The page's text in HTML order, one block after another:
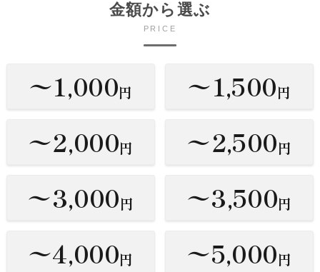
金額から選ぶ
PRICE
〜1,000円 〜1,500円
〜2,000円 〜2,500円
〜3,000円 〜3,500円
〜4,000円 〜5,000円